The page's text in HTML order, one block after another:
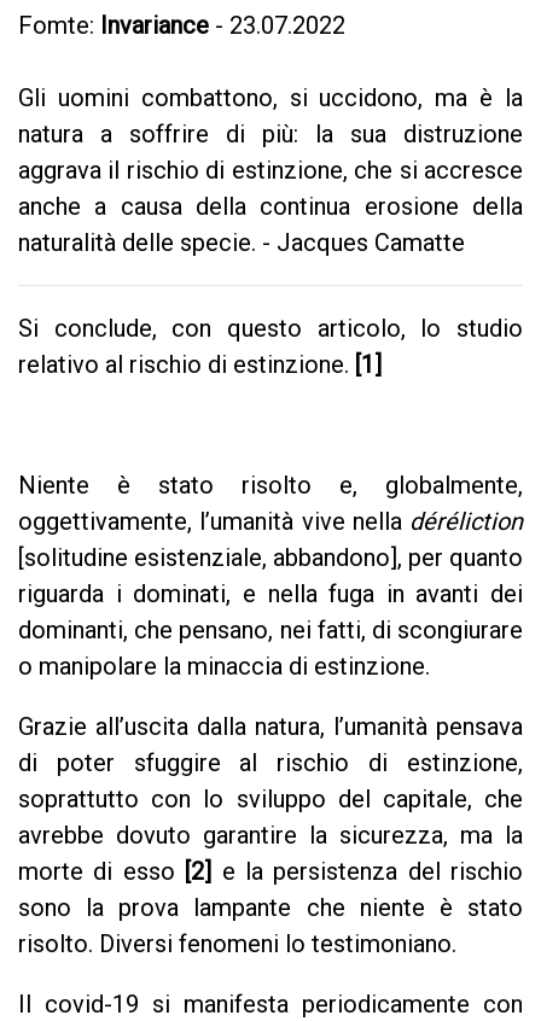
Fomte: Invariance - 23.07.2022
Gli uomini combattono, si uccidono, ma è la
natura a soffrire di più: la sua distruzione
aggrava il rischio di estinzione, che si accresce
anche a causa della continua erosione della
naturalità delle specie. - Jacques Camatte
Si conclude, con questo articolo, lo studio
relativo al rischio di estinzione. [1]
Niente è stato risolto e, globalmente,
oggettivamente, l’umanità vive nella déréliction
[solitudine esistenziale, abbandono], per quanto
riguarda i dominati, e nella fuga in avanti dei
dominanti, che pensano, nei fatti, di scongiurare
o manipolare la minaccia di estinzione.
Grazie all’uscita dalla natura, l’umanità pensava
di poter sfuggire al rischio di estinzione,
soprattutto con lo sviluppo del capitale, che
avrebbe dovuto garantire la sicurezza, ma la
morte di esso [2] e la persistenza del rischio
sono la prova lampante che niente è stato
risolto. Diversi fenomeni lo testimoniano.
Il covid-19 si manifesta periodicamente con